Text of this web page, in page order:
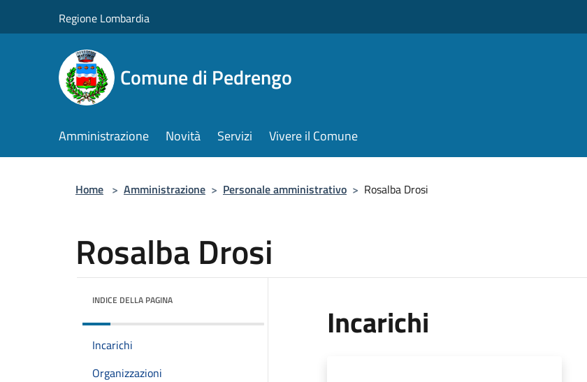
Regione Lombardia
Comune di Pedrengo
Amministrazione Novità Servizi Vivere il Comune
Home > Amministrazione > Personale amministrativo > Rosalba Drosi
Rosalba Drosi
INDICE DELLA PAGINA
Incarichi
Organizzazioni
Incarichi